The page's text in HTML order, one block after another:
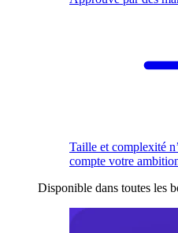
Taille et complexité
compte votre
Disponible dans toutes les